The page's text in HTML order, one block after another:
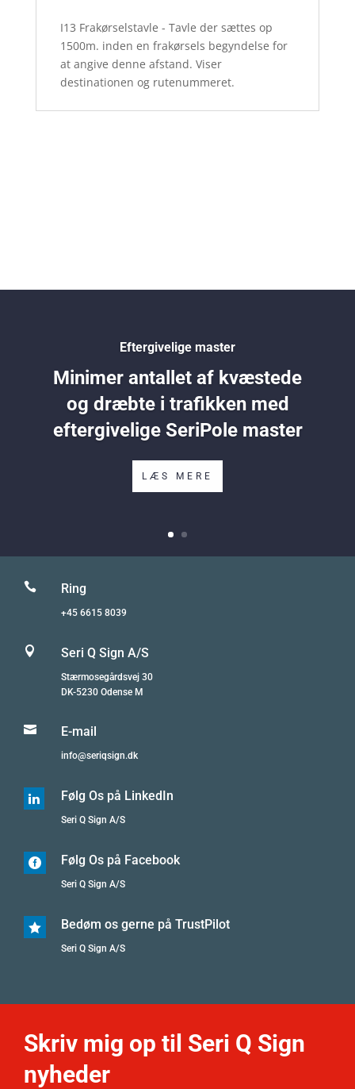
I13 Frakørselstavle - Tavle der sættes op
1500m. inden en frakørsels begyndelse for
at angive denne afstand. Viser
destinationen og rutenummeret.
Eftergivelige master
Minimer antallet af kvæstede
og dræbte i trafikken med
eftergivelige SeriPole master
LÆS MERE
 Ring
+45 6615 8039
 Seri Q Sign A/S
Stærmosegårdsvej 30
DK-5230 Odense M
 E-mail
info@seriqsign.dk
 Følg Os på LinkedIn
Seri Q Sign A/S
 Følg Os på Facebook
Seri Q Sign A/S
 Bedøm os gerne på TrustPilot
Seri Q Sign A/S
Skriv mig op til Seri Q Sign
nyheder